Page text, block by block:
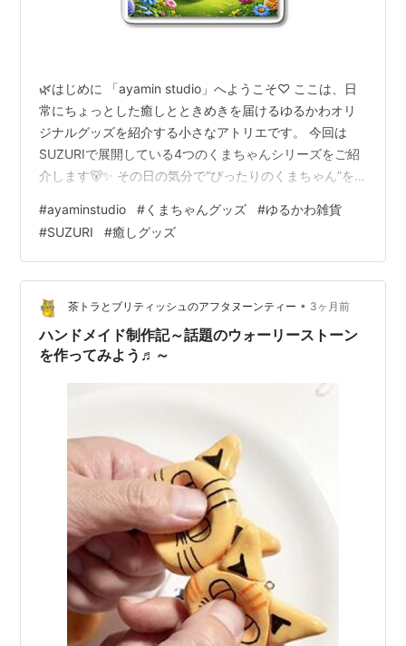
🌿はじめに 「ayamin studio」へようこそ♡ ここは、日
常にちょっとした癒しとときめきを届けるゆるかわオリ
ジナルグッズを紹介する小さなアトリエです。 今回は
SUZURIで展開している4つのくまちゃんシリーズをご紹
介します🐻✨ その日の気分で“ぴったりのくまちゃん”を
ヘルくまちゃん ゆるかわでちょっと共感できるメンヘル
くまちゃんのアクリルキーホルダーです🐻✨ ちょっと気
分がゆらゆらしているような、でもどこか共感できるよ
うな世界観のくまちゃんです。 ゆるい表情と少し切ない
雰囲気がクセになります。 👉 疲れた日や、気持ちが少し
沈んだ日に…
#ayaminstudio #くまちゃんグッズ #ゆるかわ雑貨
#SUZURI #癒しグッズ
茶トラとブリティッシュのアフタヌーンティー • 3ヶ月前
ハンドメイド制作記～話題のウォーリーストーン
を作ってみよう♬～